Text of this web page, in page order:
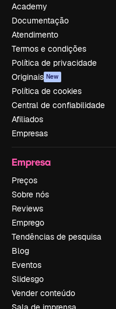
Academy
Documentação
Atendimento
Termos e condições
Política de privacidade
Originais New
Política de cookies
Central de confiabilidade
Afiliados
Empresas
Empresa
Preços
Sobre nós
Reviews
Emprego
Tendências de pesquisa
Blog
Eventos
Slidesgo
Vender conteúdo